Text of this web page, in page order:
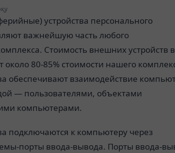
устройства персонального
важнейшую часть любого
Стоимость внешних устройств в
около 80-85% стоимости нашего
обеспечивают взаимодействие
— пользователями, объектами
компьютерами.
подключаются к компьютеру через
порты ввода-вывода. Порты ввода-